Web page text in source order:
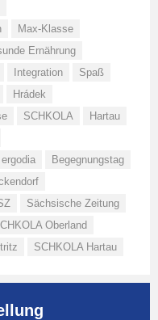
Max-Klasse
Ernährung
Integration
Spaß
Hrádek
SCHKOLA
Hartau
ergodia
Begegnungstag
Sächsische Zeitung
Oberland
SCHKOLA Hartau